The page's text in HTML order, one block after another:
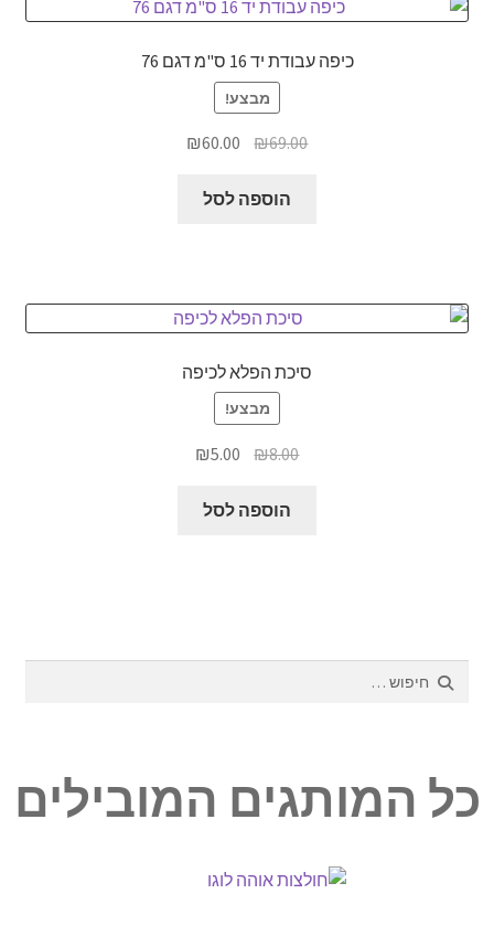
כיפה עבודת יד 16 ס"מ דגם 76
מבצע!
₪69.00
המחיר
היה:
₪60.00
הוספה לסל
סיכת הפלא לכיפה
מבצע!
₪8.00
המחיר
היה:
₪5.00
הוספה לסל
חיפוש:
כל המותגים המובילים